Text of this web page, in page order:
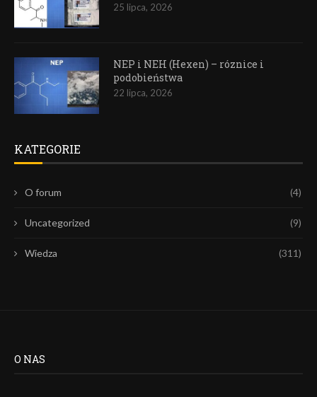
25 lipca, 2026
NEP i NEH (Hexen) – róznice i
podobieństwa
22 lipca, 2026
KATEGORIE
O forum (4)
Uncategorized (9)
Wiedza (311)
O NAS